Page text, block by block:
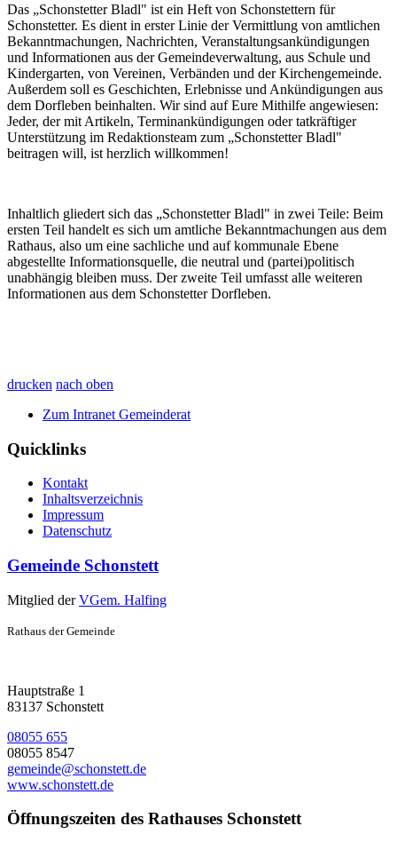
Das „Schonstetter Bladl" ist ein Heft von Schonstettern für
Schonstetter. Es dient in erster Linie der Vermittlung von amtlichen
Bekanntmachungen, Nachrichten, Veranstaltungsankündigungen
und Informationen aus der Gemeindeverwaltung, aus Schule und
Kindergarten, von Vereinen, Verbänden und der Kirchengemeinde.
Außerdem soll es Geschichten, Erlebnisse und Ankündigungen aus
dem Dorfleben beinhalten. Wir sind auf Eure Mithilfe angewiesen:
Jeder, der mit Artikeln, Terminankündigungen oder tatkräftiger
Unterstützung im Redaktionsteam zum „Schonstetter Bladl"
beitragen will, ist herzlich willkommen!
Inhaltlich gliedert sich das „Schonstetter Bladl" in zwei Teile: Beim
ersten Teil handelt es sich um amtliche Bekanntmachungen aus dem
Rathaus, also um eine sachliche und auf kommunale Ebene
abgestellte Informationsquelle, die neutral und (partei)politisch
unabhängig bleiben muss. Der zweite Teil umfasst alle weiteren
Informationen aus dem Schonstetter Dorfleben.
drucken nach oben
Zum Intranet Gemeinderat
Quicklinks
Kontakt
Inhaltsverzeichnis
Impressum
Datenschutz
Gemeinde Schonstett
Mitglied derVGem. Halfing
Rathaus der Gemeinde
Hauptstraße 1
83137 Schonstett
08055 655
08055 8547
gemeinde@schonstett.de
www.schonstett.de
Öffnungszeiten des Rathauses Schonstett